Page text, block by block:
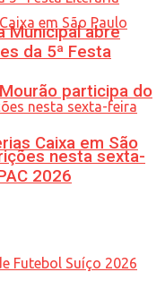
participa do
Caixa em São
Municipal abre
da 5ª Festa
nesta sexta-
2026